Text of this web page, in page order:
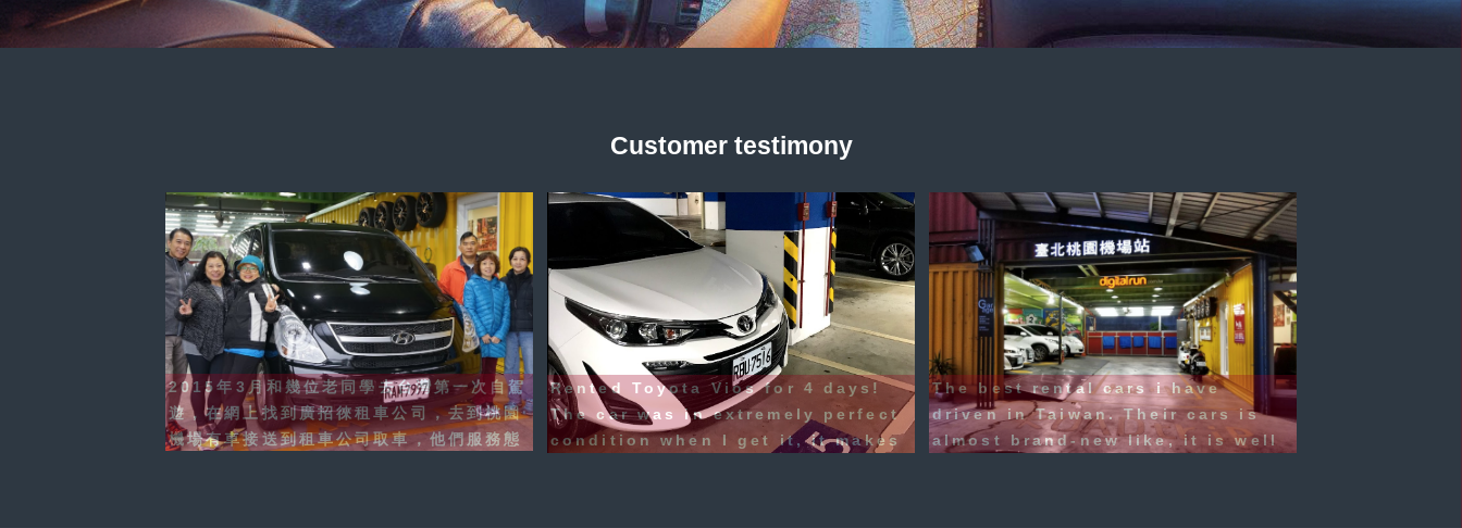
Customer testimony
廣招來租車，服務人員非常貼心，來回機埸
接送服務，旅行資料介绍。而車子很新，很
整潆，下次再來，—定要再租！
剛剛還完車，現在在桃園機場準備回香港，
這是一次非常愉快的一次租車經歷，所以要
馬上評價。車子很新，性能也很好，店員服
已不是第一次在外地自駕遊。這次在臺灣租
了這間公司的車輛。感覺服務非常到位,車
子也挺新的。起初還擔心不是在機場附近取